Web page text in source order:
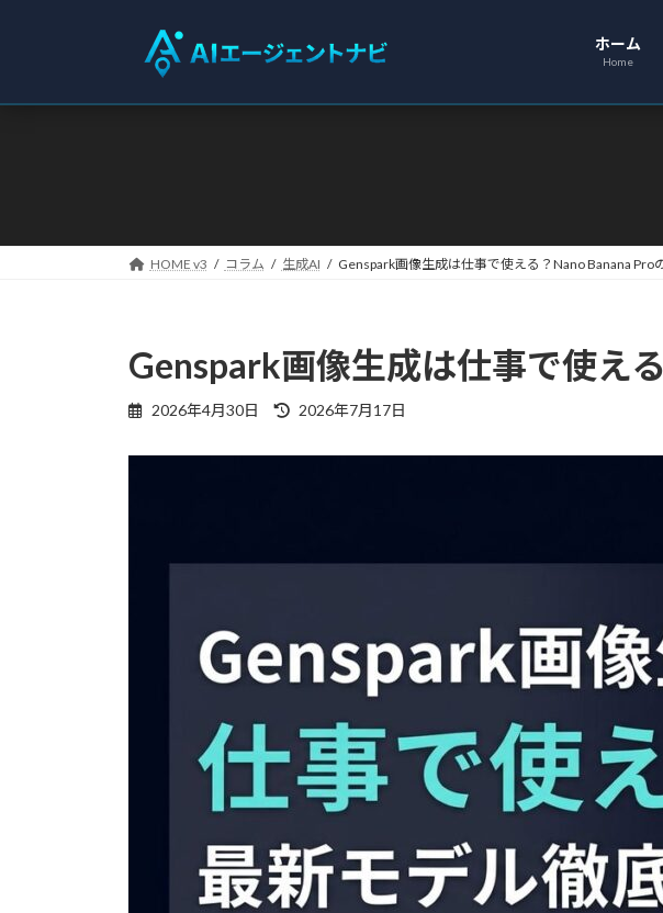
プ
動
ホーム
Home
HOME v3 コラム 生成AI Genspark画像生成は仕事で使える？Nano Banana Pro
Genspark画像生成は仕事で使え
2026年4月30日
最
更
2026年7月17日